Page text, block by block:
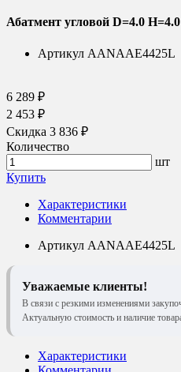
Абатмент угловой D=4.0
Артикул AANAAE4425L
6 289 ₽
2 453 ₽
Скидка 3 836 ₽
Количество
шт
Купить
Характеристики
Комментарии
Артикул AANAAE4425L
Уважаемые клиенты!
В связи с резкими изменениями
Актуальную стоимость и наличие
Характеристики